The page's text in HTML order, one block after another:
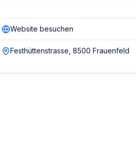
Website besuchen
Festhüttenstrasse, 8500 Frauenfeld